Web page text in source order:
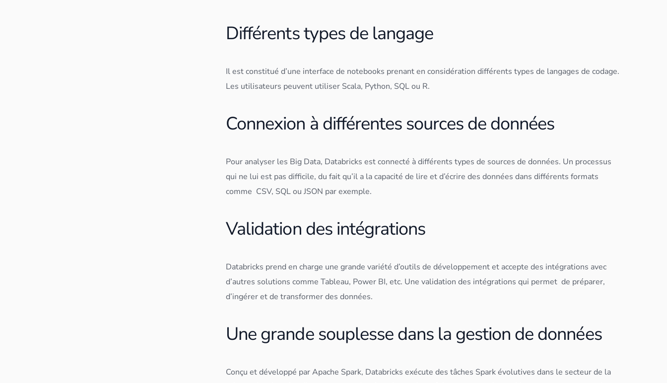
Différents types de langage
Il est constitué d’une interface de notebooks prenant en considération différents types de langages de codage.
Les utilisateurs peuvent utiliser Scala, Python, SQLou R.
Connexion à différentes sources de données
Pour analyser les Big Data, Databricks est connecté à différents types de sources dedonnées. Un processus
qui ne lui est pas difficile, du fait qu’il a la capacité de lire et d’écrire desdonnées dans différents formats
comme CSV, SQLouJSON par exemple.
Validation des intégrations
Databricks prend en charge une grande variété d’outils de développement et accepte des intégrations avec
d’autres solutions commeTableau, Power BI, etc. Une validation des intégrations qui permet de préparer,
d’ingérer et de transformer desdonnées.
Une grande souplesse dans la gestion de données
Conçu et développé par Apache Spark, Databricks exécute des tâches Sparkévolutives dans le secteur de la